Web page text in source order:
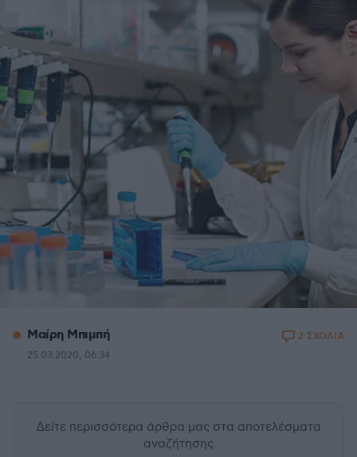
Μαίρη Μπιμπή
25.03.2020, 06:34
2 ΣΧΟΛΙΑ
Δείτε περισσότερα άρθρα μας στα αποτελέσματα
αναζήτησης